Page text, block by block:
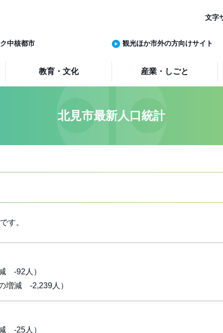
中核都市
教育・文化 産業・しごと
文字
観光ほか市外の方向けサイト
北見市最新人口統計
す。
-92人）
増減 -2,239人）
-25人）